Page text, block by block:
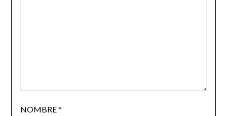
NOMBRE*